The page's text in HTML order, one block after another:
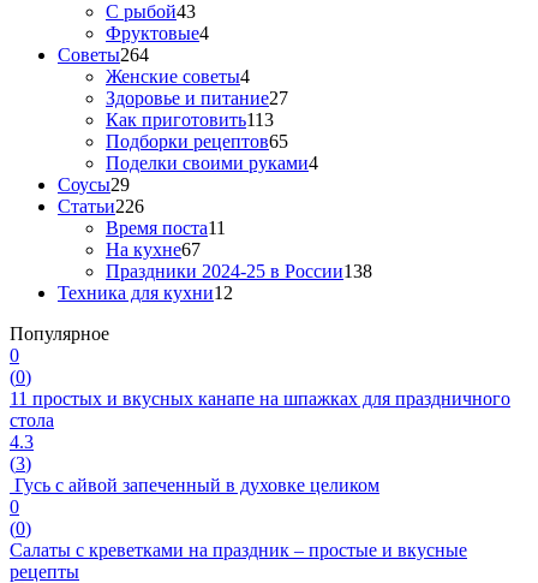
С рыбой43
Фруктовые4
Советы264
Женские советы4
Здоровье и питание27
Как приготовить113
Подборки рецептов65
Поделки своими руками4
Соусы29
Статьи226
Время поста11
На кухне67
Праздники 2024-25 в России138
Техника для кухни12
Популярное
0
(0)
11 простых и вкусных канапе на шпажках для праздничного
стола
4.3
(3)
Гусь с айвой запеченный в духовке целиком
0
(0)
Салаты с креветками на праздник – простые и вкусные
рецепты